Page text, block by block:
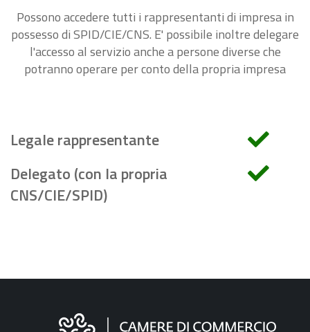
Possono accedere tutti i rappresentanti di impresa in
possesso di SPID/CIE/CNS. E' possibile inoltre delegare
l'accesso al servizio anche a persone diverse che
potranno operare per conto della propria impresa
Legale rappresentante
Delegato (con la propria
CNS/CIE/SPID)
Informazioni